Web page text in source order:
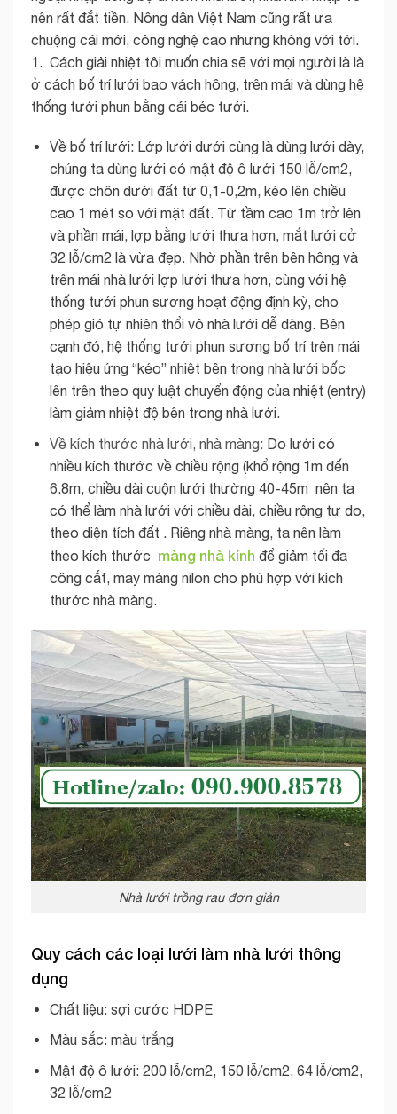
nên rất đắt tiền. Nông dân Việt Nam cũng rất ưa
chuộng cái mới, công nghệ cao nhưng không với tới.
1. Cách giải nhiệt tôi muốn chia sẽ với mọi người là là
ở cách bố trí lưới bao vách hông, trên mái và dùng hệ
thống tưới phun bằng cái béc tưới.
Về bố trí lưới: Lớp lưới dưới cùng là dùng lưới dày,
chúng ta dùng lưới có mật độ ô lưới 150 lỗ/cm2,
được chôn dưới đất từ 0,1-0,2m, kéo lên chiều
cao 1 mét so với mặt đất. Từ tầm cao 1m trở lên
và phần mái, lợp bằng lưới thưa hơn, mắt lưới cở
32 lỗ/cm2 là vừa đẹp. Nhờ phần trên bên hông và
trên mái nhà lưới lợp lưới thưa hơn, cùng với hệ
thống tưới phun sương hoạt động định kỳ, cho
phép gió tự nhiên thổi vô nhà lưới dễ dàng. Bên
cạnh đó, hệ thống tưới phun sương bố trí trên mái
tạo hiệu ứng “kéo” nhiệt bên trong nhà lưới bốc
lên trên theo quy luật chuyển động của nhiệt (entry)
làm giảm nhiệt độ bên trong nhà lưới.
Về kích thước nhà lưới, nhà màng: Do lưới có
nhiều kích thước về chiều rộng (khổ rộng 1m đến
6.8m, chiều dài cuộn lưới thường 40-45m nên ta
có thể làm nhà lưới với chiều dài, chiều rộng tự do,
theo diện tích đất . Riêng nhà màng, ta nên làm
theo kích thước màng nhà kính để giảm tối đa
công cắt, may màng nilon cho phù hợp với kích
thước nhà màng.
Nhà lưới trồng rau đơn giản
Quy cách các loại lưới làm nhà lưới thông
dụng
Chất liệu: sợi cước HDPE
Màu sắc: màu trắng
Mật độ ô lưới: 200 lỗ/cm2, 150 lỗ/cm2, 64 lỗ/cm2,
32 lỗ/cm2